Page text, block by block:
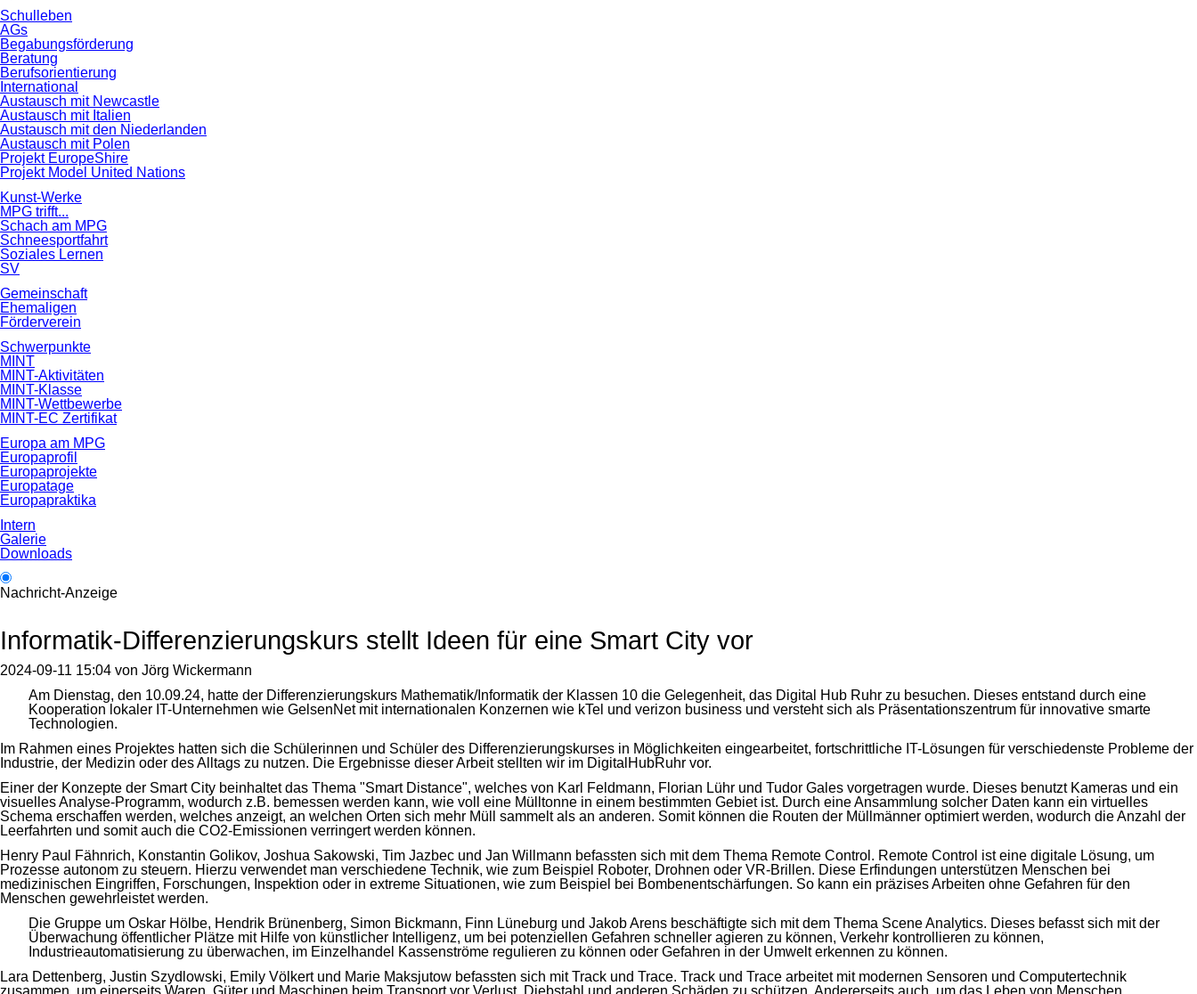
Schulleben
AGs
Begabungsförderung
Beratung
Berufsorientierung
International
Austausch mit Newcastle
Austausch mit Italien
Austausch mit den Niederlanden
Austausch mit Polen
Projekt EuropeShire
Projekt Model United Nations
Kunst-Werke
MPG trifft...
Schach am MPG
Schneesportfahrt
Soziales Lernen
SV
Gemeinschaft
Ehemaligen
Förderverein
Schwerpunkte
MINT
MINT-Aktivitäten
MINT-Klasse
MINT-Wettbewerbe
MINT-EC Zertifikat
Europa am MPG
Europaprofil
Europaprojekte
Europatage
Europapraktika
Intern
Galerie
Downloads
Nachricht-Anzeige
Informatik-Differenzierungskurs stellt Ideen für eine Smart City vor
2024-09-11 15:04 von Jörg Wickermann
Am Dienstag, den 10.09.24, hatte der Differenzierungskurs Mathematik/Informatik der Klassen 10 die Gelegenheit, das Digital Hub Ruhr zu besuchen. Dieses entstand durch eine
Kooperation lokaler IT-Unternehmen wie GelsenNet mit internationalen Konzernen wie kTel und verizon business und versteht sich als Präsentationszentrum für innovative smarte
Technologien.
Im Rahmen eines Projektes hatten sich die Schülerinnen und Schüler des Differenzierungskurses in Möglichkeiten eingearbeitet, fortschrittliche IT-Lösungen für verschiedenste Probleme der
Industrie, der Medizin oder des Alltags zu nutzen. Die Ergebnisse dieser Arbeit stellten wir im DigitalHubRuhr vor.
Einer der Konzepte der Smart City beinhaltet das Thema "Smart Distance", welches von Karl Feldmann, Florian Lühr und Tudor Gales vorgetragen wurde. Dieses benutzt Kameras und ein
visuelles Analyse-Programm, wodurch z.B. bemessen werden kann, wie voll eine Mülltonne in einem bestimmten Gebiet ist. Durch eine Ansammlung solcher Daten kann ein virtuelles
Schema erschaffen werden, welches anzeigt, an welchen Orten sich mehr Müll sammelt als an anderen. Somit können die Routen der Müllmänner optimiert werden, wodurch die Anzahl der
Leerfahrten und somit auch die CO2-Emissionen verringert werden können.
Henry Paul Fähnrich, Konstantin Golikov, Joshua Sakowski, Tim Jazbec und Jan Willmann befassten sich mit dem Thema Remote Control. Remote Control ist eine digitale Lösung, um
Prozesse autonom zu steuern. Hierzu verwendet man verschiedene Technik, wie zum Beispiel Roboter, Drohnen oder VR-Brillen. Diese Erfindungen unterstützen Menschen bei
medizinischen Eingriffen, Forschungen, Inspektion oder in extreme Situationen, wie zum Beispiel bei Bombenentschärfungen. So kann ein präzises Arbeiten ohne Gefahren für den
Menschen gewehrleistet werden.
Die Gruppe um Oskar Hölbe, Hendrik Brünenberg, Simon Bickmann, Finn Lüneburg und Jakob Arens beschäftigte sich mit dem Thema Scene Analytics. Dieses befasst sich mit der
Überwachung öffentlicher Plätze mit Hilfe von künstlicher Intelligenz, um bei potenziellen Gefahren schneller agieren zu können, Verkehr kontrollieren zu können,
Industrieautomatisierung zu überwachen, im Einzelhandel Kassenströme regulieren zu können oder Gefahren in der Umwelt erkennen zu können.
Lara Dettenberg, Justin Szydlowski, Emily Völkert und Marie Maksjutow befassten sich mit Track und Trace. Track und Trace arbeitet mit modernen Sensoren und Computertechnik
zusammen, um einerseits Waren, Güter und Maschinen beim Transport vor Verlust, Diebstahl und anderen Schäden zu schützen. Andererseits auch, um das Leben von Menschen